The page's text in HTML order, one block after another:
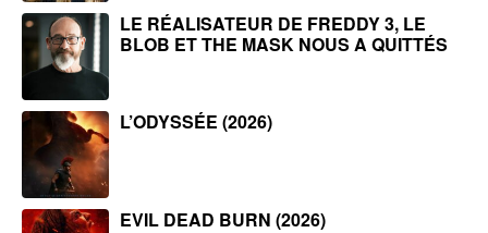
LE RÉALISATEUR DE FREDDY 3, LE
BLOB ET THE MASK NOUS A QUITTÉS
L’ODYSSÉE (2026)
EVIL DEAD BURN (2026)